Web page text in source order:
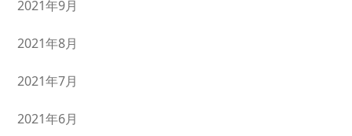
2021年9月
2021年8月
2021年7月
2021年6月